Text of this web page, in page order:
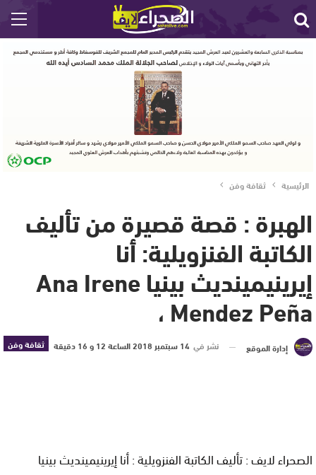
الرئيسية ثقافة وفن
الهبرة : قصة قصيرة من تأليف
الكاتبة الفنزويلية: أنا
إيرينيمينديث بينيا Ana Irene
Mendez Peña ،
ثقافة وفن إدارة الموقع نشر في 14 سبتمبر 2018 الساعة 12 و 16 دقيقة
الصحراء لايف : تأليف الكاتبة الفنزويلية : أنا إيرينيمينديث بينيا